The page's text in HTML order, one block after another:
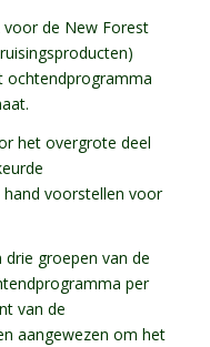
voor de New Forest
ochtendprogramma
het overgrote deel
voorstellen voor
groepen van de
per
van de
aangewezen om het